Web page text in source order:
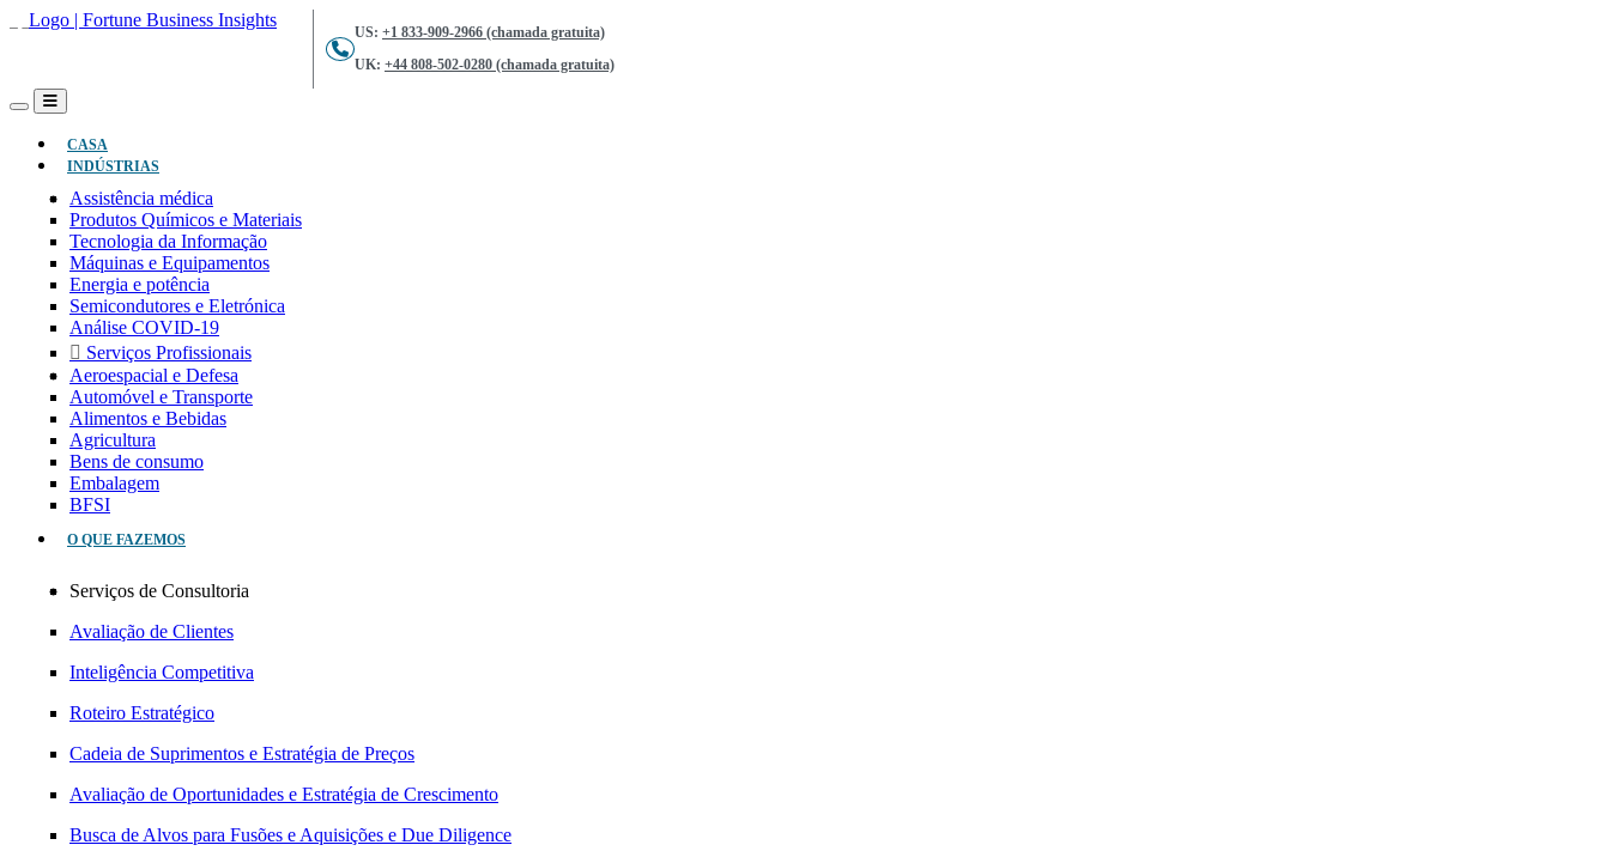
US: +1 833-909-2966 (chamada gratuita)
UK: +44 808-502-0280 (chamada gratuita)
CASA
INDÚSTRIAS
Assistência médica
Produtos Químicos e Materiais
Tecnologia da Informação
Máquinas e Equipamentos
Energia e potência
Semicondutores e Eletrónica
Análise COVID-19
Serviços Profissionais
Aeroespacial e Defesa
Automóvel e Transporte
Alimentos e Bebidas
Agricultura
Bens de consumo
Embalagem
BFSI
O QUE FAZEMOS
Serviços de Consultoria
Avaliação de Clientes
Inteligência Competitiva
Roteiro Estratégico
Cadeia de Suprimentos e Estratégia de Preços
Avaliação de Oportunidades e Estratégia de Crescimento
Busca de Alvos para Fusões e Aquisições e Due Diligence